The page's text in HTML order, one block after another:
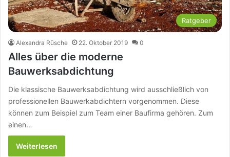
Ratgeber
Alexandra Rüsche 22. Oktober 2019 0
Alles über die moderne
Bauwerksabdichtung
Die klassische Bauwerksabdichtung wird ausschließlich von
professionellen Bauwerkabdichtern vorgenommen. Diese
können zum Beispiel zum Team einer Baufirma gehören. Zum
einen…
Weiterlesen